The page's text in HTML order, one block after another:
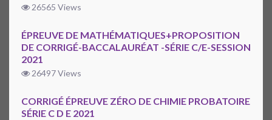
26565 Views
ÉPREUVE DE MATHÉMATIQUES+PROPOSITION
DE CORRIGÉ-BACCALAURÉAT -SÉRIE C/E-SESSION
2021
26497 Views
CORRIGÉ ÉPREUVE ZÉRO DE CHIMIE PROBATOIRE
SÉRIE C D E 2021